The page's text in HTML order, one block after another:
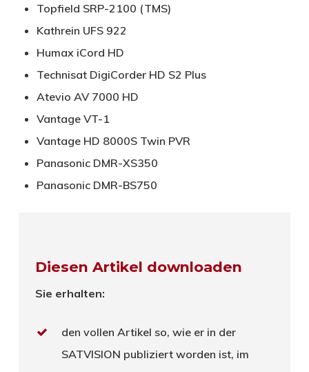
Topfield SRP-2100 (TMS)
Kathrein UFS 922
Humax iCord HD
Technisat DigiCorder HD S2 Plus
Atevio AV 7000 HD
Vantage VT-1
Vantage HD 8000S Twin PVR
Panasonic DMR-XS350
Panasonic DMR-BS750
Diesen Artikel downloaden
Sie erhalten:
den vollen Artikel so, wie er in der
SATVISION publiziert worden ist, im